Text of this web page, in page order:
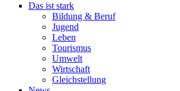
Das ist stark
Bildung & Beruf
Jugend
Leben
Tourismus
Umwelt
Wirtschaft
Gleichstellung